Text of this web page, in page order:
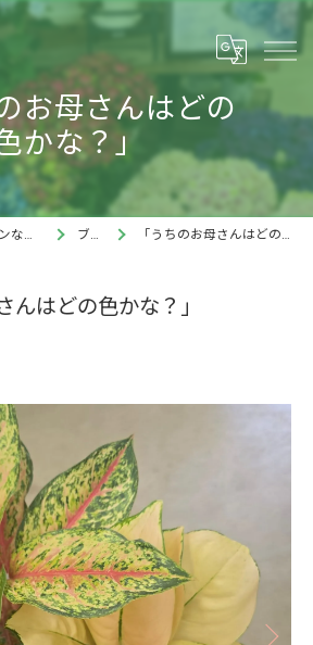
お母さんはどの
かな？」
観葉植物のオンラインならBee garden ブログ 「うちのお母さんはどの色かな？」
んはどの色かな？」